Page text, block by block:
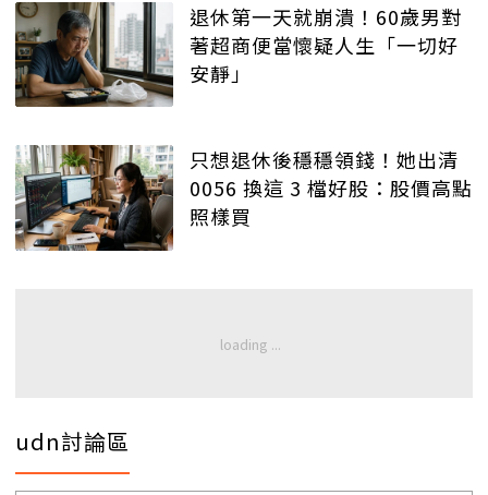
退休第一天就崩潰！60歲男對
著超商便當懷疑人生「一切好
安靜」
只想退休後穩穩領錢！她出清
0056 換這 3 檔好股：股價高點
照樣買
udn討論區